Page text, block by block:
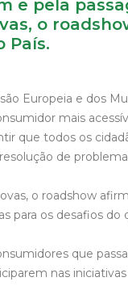
e pela
o
País.
Europeia e dos
mais
que todos os
de
o roadshow
para os desafios do
que
nas